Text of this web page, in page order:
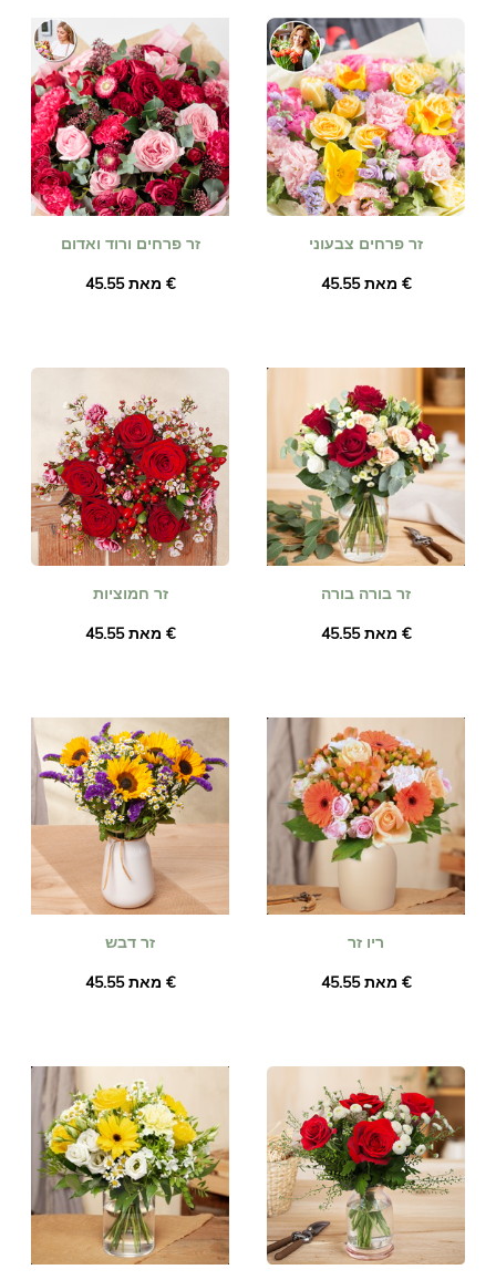
זר פרחים ורוד ואדום
מאת ‏45.55 €
זר פרחים צבעוני
מאת ‏45.55 €
זר חמוציות
מאת ‏45.55 €
זר בורה בורה
מאת ‏45.55 €
זר דבש
מאת ‏45.55 €
ריו זר
מאת ‏45.55 €